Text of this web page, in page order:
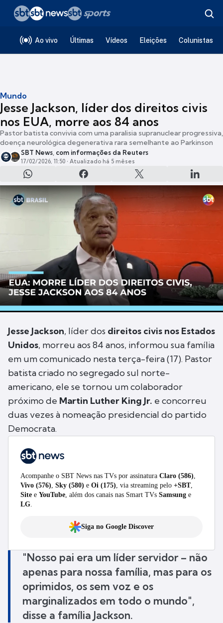
Ao vivo Últimas Vídeos Eleições Colunistas
Mundo
Jesse Jackson, líder dos direitos civis
nos EUA, morre aos 84 anos
Pastor batista convivia com uma paralisia supranuclear progressiva,
doença neurológica degenerativa rara semelhante ao Parkinson
SBT News com informações da Reuters
17/02/2026, 11:50 • Atualizado há 5 mêses
Jesse Jackson, líder dos direitos civis nos Estados
Unidos, morreu aos 84 anos, informou sua família
em um comunicado nesta terça-feira (17). Pastor
batista criado no segregado sul norte-
americano, ele se tornou um colaborador
próximo de Martin Luther King Jr. e concorreu
duas vezes à nomeação presidencial do partido
Democrata.
Acompanhe o SBT News nas TVs por assinatura Claro (586),
Vivo (576), Sky (580) e Oi (175), via streaming pelo +SBT,
Site e YouTube, além dos canais nas Smart TVs Samsung e
LG.
Siga no Google Discover
"Nosso pai era um líder servidor – não
apenas para nossa família, mas para os
oprimidos, os sem voz e os
marginalizados em todo o mundo",
disse a família Jackson.